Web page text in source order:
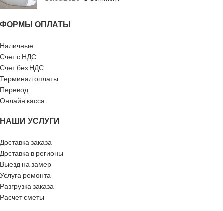
Количество (
вместимость)
машине
т – 5 паллет
производитель
ФОРМЫ ОПЛАТЫ
Наличные
Счет с НДС
Счет без НДС
Терминал оплаты
Перевод
Онлайн касса
НАШИ УСЛУГИ
Доставка заказа
Доставка в регионы
Выезд на замер
Услуга ремонта
Разгрузка заказа
Расчет сметы